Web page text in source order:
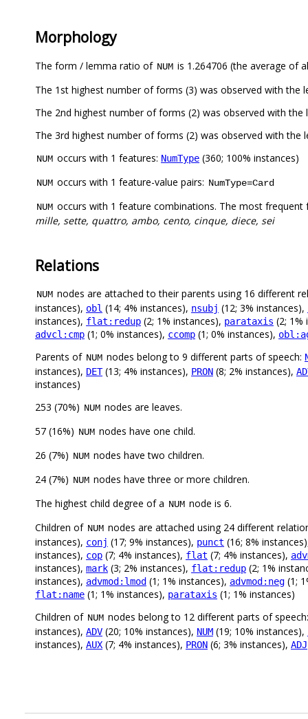
Morphology
The form / lemma ratio of NUM is 1.264706 (the average of
The 1st highest number of forms (3) was observed with the
The 2nd highest number of forms (2) was observed with the
The 3rd highest number of forms (2) was observed with the
NUM occurs with 1 features: NumType (360; 100% instances)
NUM occurs with 1 feature-value pairs: NumType=Card
NUM occurs with 1 feature combinations. The most
mille, sette, quattro, ambo, cento, cinque, diece, sei
Relations
NUM nodes are attached to their parents using 16 different
instances), obl (14; 4% instances), nsubj (12; 3% instances),
instances), flat:redup (2; 1% instances), parataxis (2;
advcl:cmp (1; 0% instances), ccomp (1; 0% instances),
Parents of NUM nodes belong to 9 different parts of speech:
instances), DET(13; 4% instances), PRON (8; 2% instances),
instances)
253 (70%) NUM nodes are leaves.
57 (16%) NUM nodes have one child.
26 (7%) NUM nodes have two children.
24 (7%) NUM nodes have three or more children.
The highest child degree of a NUM node is 6.
Children of NUM nodes are attached using 24 different
instances), conj (17; 9% instances), punct (16; 8%
instances), cop (7; 4% instances), flat (7; 4% instances),
instances), mark (3; 2% instances), flat:redup (2; 1%
instances), advmod:lmod (1; 1% instances), advmod:neg (1;
flat:name (1; 1% instances), parataxis (1; 1% instances)
Children of NUM nodes belong to 12 different parts of
instances), ADV (20; 10% instances), NUM (19; 10% instances),
instances), AUX (7; 4% instances), PRON (6; 3% instances), ADJ